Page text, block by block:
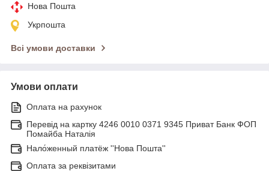
Нова Пошта
Укрпошта
Всі умови доставки
Умови оплати
Оплата на рахунок
Перевід на картку 4246 0010 0371 9345 Приват Банк ФОП
Помайба Наталія
Нало́женный платёж ''Нова Пошта''
Оплата за реквізитами